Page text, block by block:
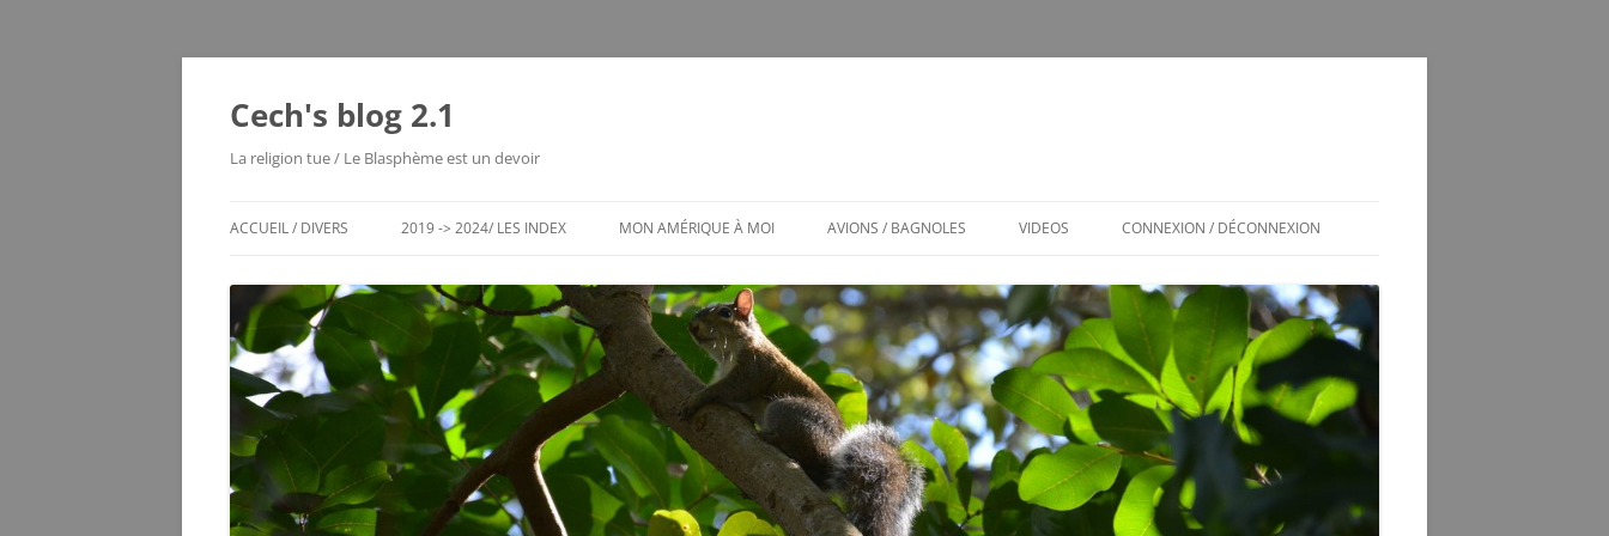
Cech's blog 2.1
La religion tue / Le Blasphème est un devoir
ACCUEIL / DIVERS
LES VOYAGES RÊVÉS
ECHEC / JEUX DE RÉFLEXION
SERVER STATUS
LE VIEUX BLOG
2019 -> 2024/ LES INDEX
MAYOTTE 2004
MON AMÉRIQUE À MOI
MON AMÉRIQUE À MOI / MENU LES PUBS TOXIQUES
ARCHITECTURE BIZARRE ET TOUT
VENANT
AVIONS / BAGNOLES
AVIONS ET BAGNOLES (MENU) 350SL / LOG
350 SL LES SOUCIS D’UNE
ADOPTION MAL GÉRÉE
VÉRINS DE COFFRE 350SL
SCHÉMA ÉLECTRIQUE 2CV6 PAST
VIDEOS CONNEXION / DÉCONNEXION